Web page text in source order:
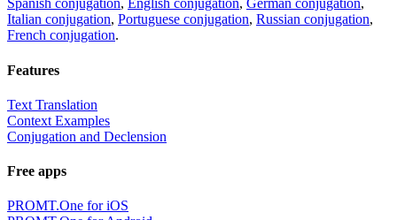
Spanish conjugation, English conjugation, German conjugation,
Italian conjugation, Portuguese conjugation, Russian conjugation,
French conjugation.
Features
Text Translation
Context Examples
Conjugation and Declension
Free apps
PROMT.One for iOS